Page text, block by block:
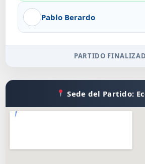
Pablo Berardo
PARTIDO
Sede del Partido: